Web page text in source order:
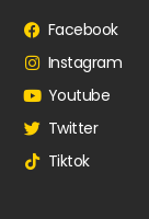
Facebook
Instagram
Youtube
Twitter
Tiktok